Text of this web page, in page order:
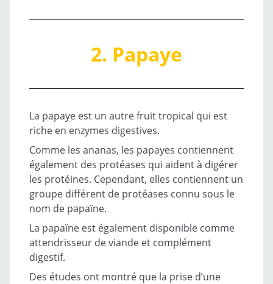
2. Papaye
La papaye est un autre fruit tropical qui est
riche en enzymes digestives.
Comme les ananas, les papayes contiennent
également des protéases qui aident à digérer
les protéines. Cependant, elles contiennent un
groupe différent de protéases connu sous le
nom de papaïne.
La papaïne est également disponible comme
attendrisseur de viande et complément
digestif.
Des études ont montré que la prise d’une